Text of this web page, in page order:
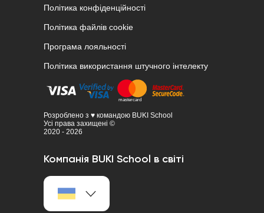
Політика конфіденційності
Політика файлів cookie
Програма лояльності
Політика використання штучного інтелекту
Розроблено з ♥ командою BUKI School
Усі права захищені ©
2020 - 2026
Компанія BUKI School в світі